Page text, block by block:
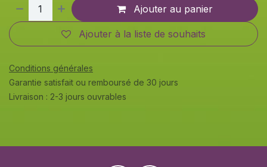
Ajouter au panier
Ajouter à la liste de souhaits
Conditions générales
Garantie satisfait ou remboursé de 30 jours
Livraison : 2-3 jours ouvrables